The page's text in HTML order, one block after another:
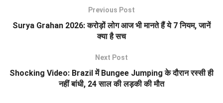
Previous Post
Surya Grahan 2026: करोड़ों लोग आज भी मानते हैं ये 7 नियम, जानें
क्या है सच
Next Post
Shocking Video: Brazil में Bungee Jumping के दौरान रस्सी ही
नहीं बांधी, 24 साल की लड़की की मौत